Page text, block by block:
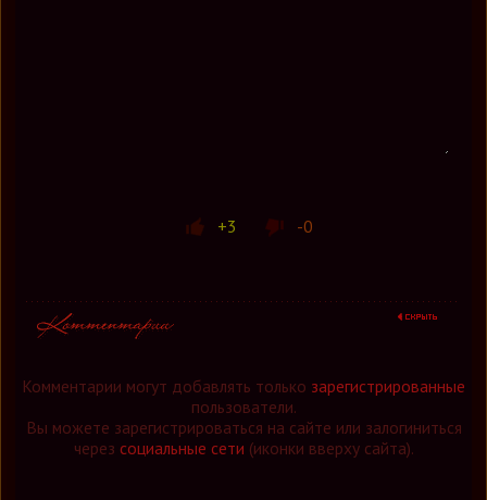
+3 -0
Комментарии могут добавлять только зарегистрированные
пользователи.
Вы можете зарегистрироваться на сайте или залогиниться
через социальные сети (иконки вверху сайта).